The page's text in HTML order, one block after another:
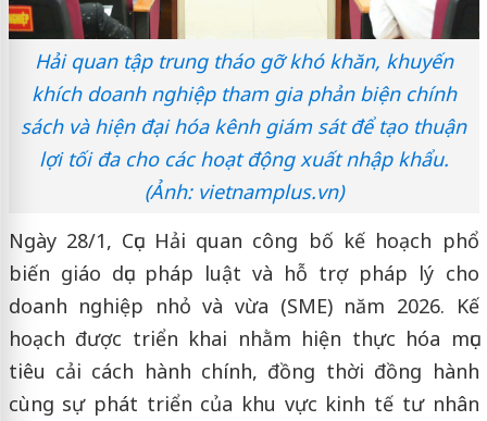
Hải quan tập trung tháo gỡ khó khăn, khuyến
khích doanh nghiệp tham gia phản biện chính
sách và hiện đại hóa kênh giám sát để tạo thuận
lợi tối đa cho các hoạt động xuất nhập khẩu.
(Ảnh: vietnamplus.vn)
Ngày 28/1, Cục Hải quan công bố kế hoạch phổ
biến giáo dục pháp luật và hỗ trợ pháp lý cho
doanh nghiệp nhỏ và vừa (SME) năm 2026. Kế
hoạch được triển khai nhằm hiện thực hóa mục
tiêu cải cách hành chính, đồng thời đồng hành
cùng sự phát triển của khu vực kinh tế tư nhân